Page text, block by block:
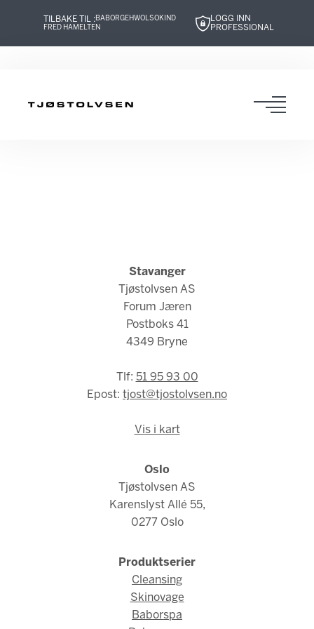
innhold
navigasjon
innhold
navigasjon
TILBAKE TIL :BABORGEHWOLSOKIND
FRED HAMELTEN
LOGG INN
PROFESSIONAL
Stavanger
Tjøstolvsen AS
Forum Jæren
Postboks 41
4349 Bryne
Tlf: 51 95 93 00
Epost: tjost@tjostolvsen.no
Vis i kart
Oslo
Tjøstolvsen AS
Karenslyst Allé 55,
0277 Oslo
Produktserier
Cleansing
Skinovage
Baborspa